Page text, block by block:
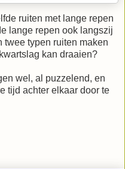
ruiten met lange repen
lange repen ook langszij
twee typen ruiten maken
kan draaien?
wel, al puzzelend, en
tijd achter elkaar door te